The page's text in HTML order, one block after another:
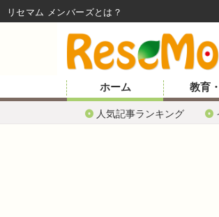
ホーム
人気記事ランキング
教育
リセマム メンバーズ